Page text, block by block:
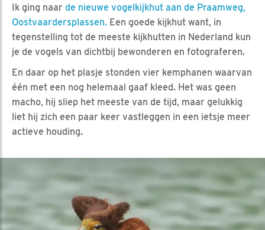
Ik ging naar de nieuwe vogelkijkhut aan de Praamweg,
Oostvaardersplassen. Een goede kijkhut want, in
tegenstelling tot de meeste kijkhutten in Nederland kun
je de vogels van dichtbij bewonderen en fotograferen.
En daar op het plasje stonden vier kemphanen waarvan
één met een nog helemaal gaaf kleed. Het was geen
macho, hij sliep het meeste van de tijd, maar gelukkig
liet hij zich een paar keer vastleggen in een ietsje meer
actieve houding.